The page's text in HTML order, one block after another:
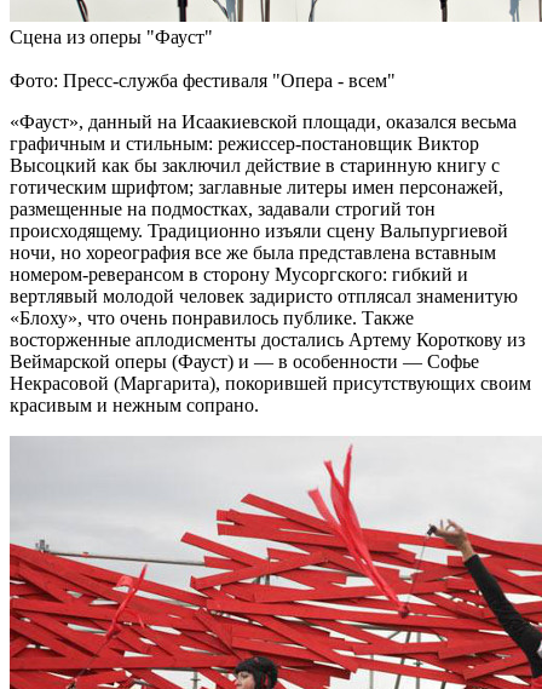
Сцена из оперы "Фауст"
Фото: Пресс-служба фестиваля "Опера - всем"
«Фауст», данный на Исаакиевской площади, оказался весьма
графичным и стильным: режиссер-постановщик Виктор
Высоцкий как бы заключил действие в старинную книгу с
готическим шрифтом; заглавные литеры имен персонажей,
размещенные на подмостках, задавали строгий тон
происходящему. Традиционно изъяли сцену Вальпургиевой
ночи, но хореография все же была представлена вставным
номером-реверансом в сторону Мусоргского: гибкий и
вертлявый молодой человек задиристо отплясал знаменитую
«Блоху», что очень понравилось публике. Также
восторженные аплодисменты достались Артему Короткову из
Веймарской оперы (Фауст) и — в особенности — Софье
Некрасовой (Маргарита), покорившей присутствующих своим
красивым и нежным сопрано.